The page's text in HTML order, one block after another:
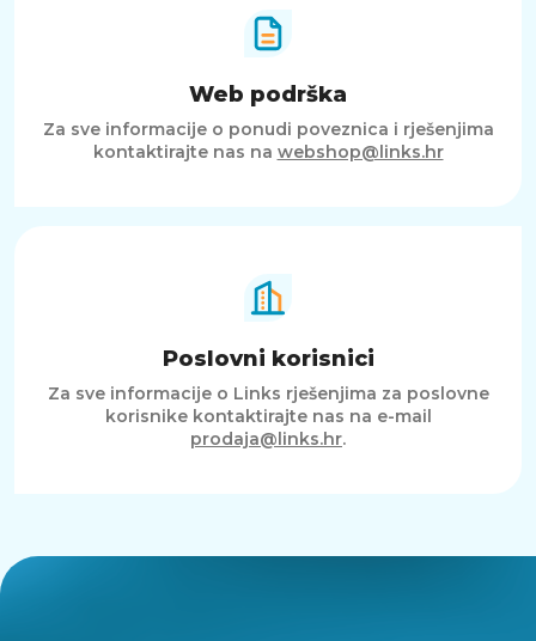
Web podrška
Za sve informacije o ponudi poveznica i rješenjima
kontaktirajte nas na webshop@links.hr
Poslovni korisnici
Za sve informacije o Links rješenjima za poslovne
korisnike kontaktirajte nas na e-mail
prodaja@links.hr.